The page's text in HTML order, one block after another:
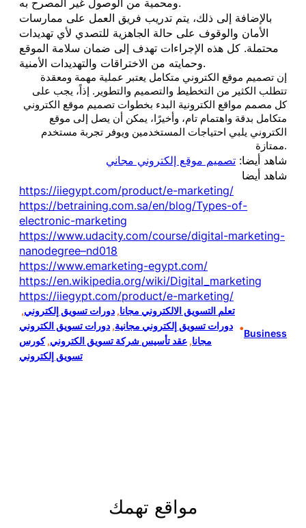
بالإضافة إلى ذلك، يتم تدريب فريق العمل على ممارسات
الأمان والوقوف على حالة الجاهزية للتصدي لأي تهديدات
محتملة. كل هذه الإجراءات تهدف إلى ضمان سلامة الموقع
وحمايته من الاختراقات والتهديدات الأمنية.
إن تصميم موقع الكتروني متكامل يعتبر عملية مهمة ومعقدة
تتطلب الكثير من التخطيط والتصميم والتطوير. إذاً، يجب على
كل مصمم مواقع الكترونية البدء بخطوات تصميم موقع الكتروني
متكامل بدقة واهتمام تام، وأخيرًا، يمكن أن يصل إلى موقع
الكتروني يلبي احتياجات المستخدمين ويوفر تجربة مستخدم
ممتازة.
شاهد أيضا: تصميم موقع إلكتروني مجاني
شاهد أيضا
https://iiegypt.com/product/e-marketing/
https://betraining.com.sa/en/blog/Types-of-
electronic-marketing
https://www.udacity.com/course/digital-marketing-
nanodegree–nd018
https://www.emarketing-egypt.com/
https://en.wikipedia.org/wiki/Digital_marketing
https://iiegypt.com/product/e-marketing/
تعلم التسويق الالكتروني مجانا, دورات تسويق إلكتروني,
دورات تسويق إلكتروني مجانية, دورات تسويق الكتروني
مجانا, عقد تأسيس شركة تسويق الكتروني, كورس
تسويق إلكتروني
•Business
مواقع تهمك